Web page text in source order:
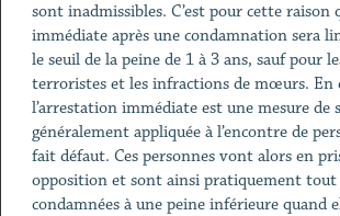
sont inadmissibles. C’est pour cette raison
immédiate après une condamnation sera
le seuil de la peine de 1 à 3 ans, sauf pour
terroristes et les infractions de mœurs. En
l’arrestation immédiate est une mesure de
généralement appliquée à l’encontre de
fait défaut. Ces personnes vont alors en
opposition et sont ainsi pratiquement tout
condamnées à une peine inférieure quand